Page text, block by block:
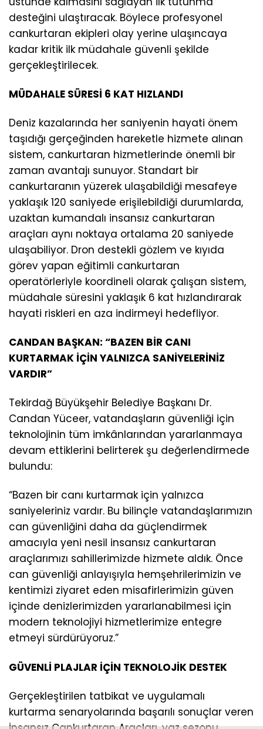
desteğini ulaştıracak. Böylece profesyonel
cankurtaran ekipleri olay yerine ulaşıncaya
kadar kritik ilk müdahale güvenli şekilde
gerçekleştirilecek.
MÜDAHALE SÜRESİ 6 KAT HIZLANDI
Deniz kazalarında her saniyenin hayati önem
taşıdığı gerçeğinden hareketle hizmete alınan
sistem, cankurtaran hizmetlerinde önemli bir
zaman avantajı sunuyor. Standart bir
cankurtaranın yüzerek ulaşabildiği mesafeye
yaklaşık 120 saniyede erişilebildiği durumlarda,
uzaktan kumandalı insansız cankurtaran
araçları aynı noktaya ortalama 20 saniyede
ulaşabiliyor. Dron destekli gözlem ve kıyıda
görev yapan eğitimli cankurtaran
operatörleriyle koordineli olarak çalışan sistem,
müdahale süresini yaklaşık 6 kat hızlandırarak
hayati riskleri en aza indirmeyi hedefliyor.
CANDAN BAŞKAN: “BAZEN BİR CANI
KURTARMAK İÇİN YALNIZCA SANİYELERİNİZ
VARDIR”
Tekirdağ Büyükşehir Belediye Başkanı Dr.
Candan Yüceer, vatandaşların güvenliği için
teknolojinin tüm imkânlarından yararlanmaya
devam ettiklerini belirterek şu değerlendirmede
bulundu:
“Bazen bir canı kurtarmak için yalnızca
saniyeleriniz vardır. Bu bilinçle vatandaşlarımızın
can güvenliğini daha da güçlendirmek
amacıyla yeni nesil insansız cankurtaran
araçlarımızı sahillerimizde hizmete aldık. Önce
can güvenliği anlayışıyla hemşehrilerimizin ve
kentimizi ziyaret eden misafirlerimizin güven
içinde denizlerimizden yararlanabilmesi için
modern teknolojiyi hizmetlerimize entegre
etmeyi sürdürüyoruz.”
GÜVENLİ PLAJLAR İÇİN TEKNOLOJİK DESTEK
Gerçekleştirilen tatbikat ve uygulamalı
kurtarma senaryolarında başarılı sonuçlar veren